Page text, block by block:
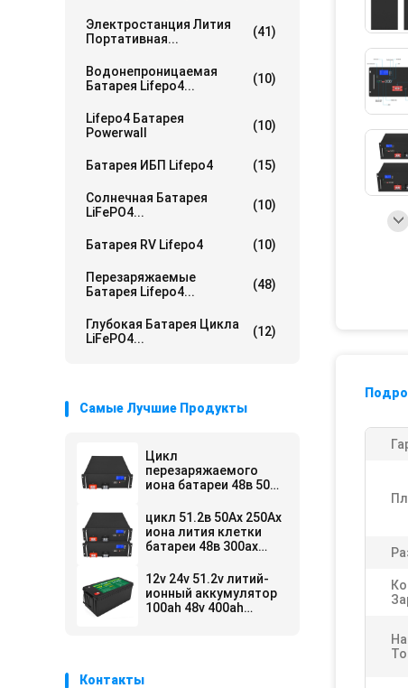
Электростанция Лития
Портативная...
(41)
Водонепроницаемая
Батарея Lifepo4...
(10)
Lifepo4 Батарея
Powerwall
(10)
Батарея ИБП Lifepo4 (15)
Солнечная Батарея
LiFePO4...
(10)
Батарея RV Lifepo4 (10)
Перезаряжаемые
Батарея Lifepo4...
(48)
Глубокая Батарея Цикла
LiFePO4...
(12)
Самые Лучшие Продукты
Цикл
перезаряжаемого
иона батареи 48в 50ах
Лифепо4 глубокий
цикл 51.2в 50Ах 250Ах
иона лития клетки
батареи 48в 300ах
12v 24v 51.2v литий-
ионный аккумулятор
100ah 48v 400ah
Контакты